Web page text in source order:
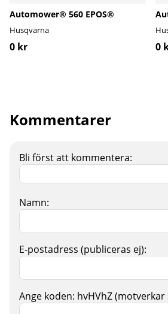
Automower® 560 EPOS®
Husqvarna
0 kr 0
Kommentarer
Bli först att kommentera:
Namn:
E-postadress (publiceras ej):
Ange koden: hvHVhZ(motverkar